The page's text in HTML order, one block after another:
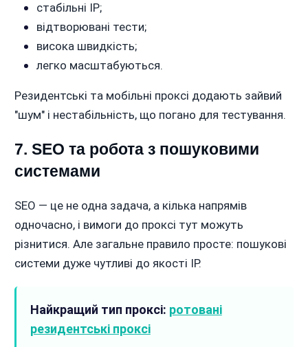
стабільні IP;
відтворювані тести;
висока швидкість;
легко масштабуються.
Резидентські та мобільні проксі додають зайвий
"шум" і нестабільність, що погано для тестування.
7. SEO та робота з пошуковими
системами
SEO — це не одна задача, а кілька напрямів
одночасно, і вимоги до проксі тут можуть
різнитися. Але загальне правило просте: пошукові
системи дуже чутливі до якості IP.
Найкращий тип проксі: ротовані
резидентські проксі